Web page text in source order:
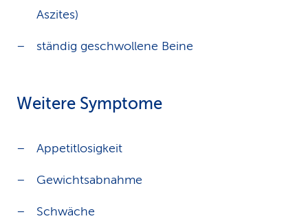
Aszites)
ständig geschwollene Beine
Weitere Symptome
Appetitlosigkeit
Gewichtsabnahme
Schwäche